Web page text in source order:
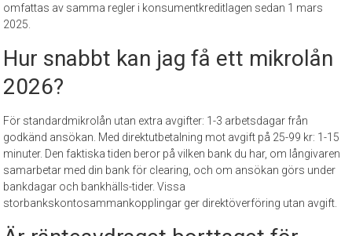
omfattas av samma regler i konsumentkreditlagen sedan 1 mars
2025.
Hur snabbt kan jag få ett mikrolån
2026?
För standardmikrolån utan extra avgifter: 1-3 arbetsdagar från
godkänd ansökan. Med direktutbetalning mot avgift på 25-99 kr: 1-15
minuter. Den faktiska tiden beror på vilken bank du har, om långivaren
samarbetar med din bank för clearing, och om ansökan görs under
bankdagar och bankhälls-tider. Vissa
storbankskontosammankopplingar ger direktöverföring utan avgift.